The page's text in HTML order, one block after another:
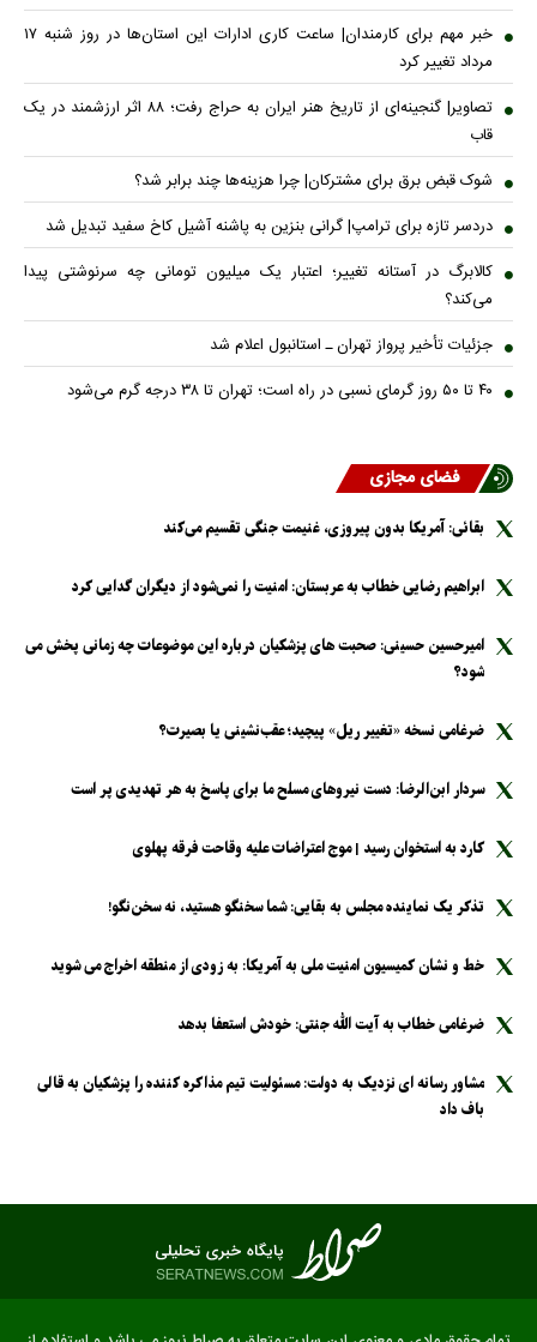
خبر مهم برای کارمندان| ساعت کاری ادارات این استان‌ها در روز شنبه ۱۷
مرداد تغییر کرد
تصاویر| گنجینه‌ای از تاریخ هنر ایران به حراج رفت؛ ۸۸ اثر ارزشمند در یک
قاب
شوک قبض برق برای مشترکان| چرا هزینه‌ها چند برابر شد؟
دردسر تازه برای ترامپ| گرانی بنزین به پاشنه آشیل کاخ سفید تبدیل شد
کالابرگ در آستانه تغییر؛ اعتبار یک میلیون تومانی چه سرنوشتی پیدا
می‌کند؟
جزئیات تأخیر پرواز تهران ـ استانبول اعلام شد
۴۰ تا ۵۰ روز گرمای نسبی در راه است؛ تهران تا ۳۸ درجه گرم می‌شود
فضای مجازی
بقائی: آمریکا بدون پیروزی، غنیمت جنگی تقسیم می‌کند
ابراهیم رضایی خطاب به عربستان: امنیت را نمی‌شود از دیگران گدایی کرد
امیرحسین حسینی: صحبت های پزشکیان درباره این موضوعات چه زمانی پخش می
شود؟
ضرغامی نسخه «تغییر ریل» پیچید؛ عقب‌نشینی یا بصیرت؟
سردار ابن‌الرضا: دست نیرو‌های مسلح ما برای پاسخ به هر تهدیدی پر است
کارد به استخوان رسید | موج اعتراضات علیه وقاحت فرقه پهلوی
تذکر یک نماینده مجلس به بقایی: شما سخنگو هستید، نه سخن‌نگو!
خط و نشان کمیسیون امنیت ملی به آمریکا: به زودی از منطقه اخراج می شوید
ضرغامی خطاب به آیت الله جنتی: خودش استعفا بدهد
مشاور رسانه ای نزدیک به دولت: مسئولیت تیم مذاکره کننده را پزشکیان به قالی
باف داد